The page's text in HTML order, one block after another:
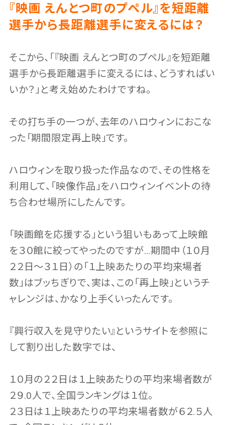
『映画 えんとつ町のプペル』を短距離
選手から長距離選手に変えるには？
そこから、「『映画 えんとつ町のプペル』を短距離
選手から長距離選手に変えるには、どうすればい
いか？」と考え始めたわけですね。
その打ち手の一つが、去年のハロウィンにおこな
った「期間限定再上映」です。
ハロウィンを取り扱った作品なので、その性格を
利用して、「映像作品」をハロウィンイベントの待
ち合わせ場所にしたんです。
「映画館を応援する」という狙いもあって上映館
を３０館に絞ってやったのですが…期間中（１０月
２２日〜３１日）の「１上映あたりの平均来場者
数」はブッちぎりで、実は、この「再上映」というチ
ャレンジは、かなり上手くいったんです。
『興行収入を見守りたい』というサイトを参照に
して割り出した数字では、
１０月の２２日は１上映あたりの平均来場者数が
２９.0人で、全国ランキングは１位。
２３日は１上映あたりの平均来場者数が６２.５人